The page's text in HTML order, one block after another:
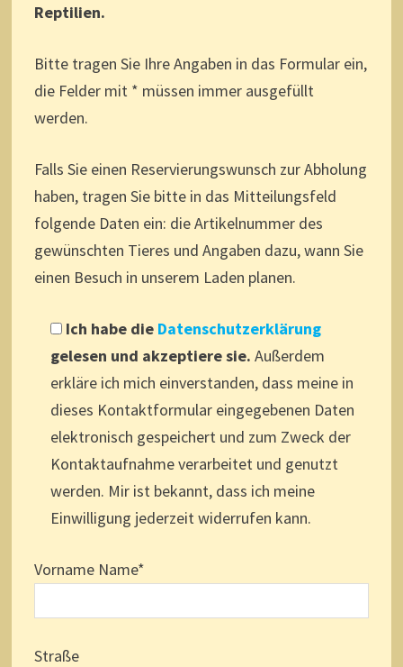
Reptilien.
Bitte tragen Sie Ihre Angaben in das Formular ein,
die Felder mit * müssen immer ausgefüllt
werden.
Falls Sie einen Reservierungswunsch zur Abholung
haben, tragen Sie bitte in das Mitteilungsfeld
folgende Daten ein: die Artikelnummer des
gewünschten Tieres und Angaben dazu, wann Sie
einen Besuch in unserem Laden planen.
Ich habe die Datenschutzerklärung
gelesen und akzeptiere sie. Außerdem
erkläre ich mich einverstanden, dass meine in
dieses Kontaktformular eingegebenen Daten
elektronisch gespeichert und zum Zweck der
Kontaktaufnahme verarbeitet und genutzt
werden. Mir ist bekannt, dass ich meine
Einwilligung jederzeit widerrufen kann.
Vorname Name*
Straße